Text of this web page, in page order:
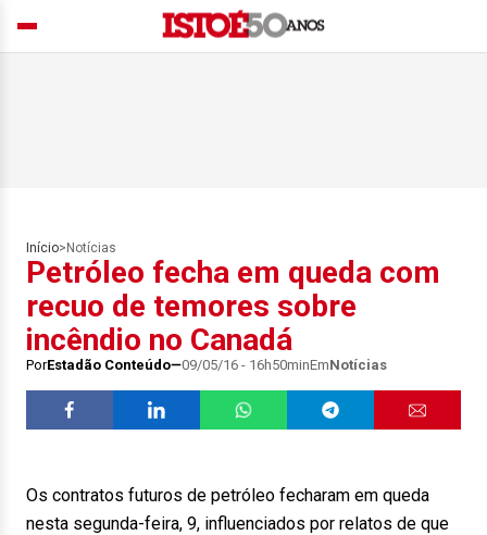
Início> Notícias
Petróleo fecha em queda com
recuo de temores sobre
incêndio no Canadá
PorEstadão Conteúdo 09/05/16 - 16h50minEmNotícias
Os contratos futuros de petróleo fecharam em queda
nesta segunda-feira, 9, influenciados por relatos de que